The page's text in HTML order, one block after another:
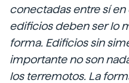
conectadas entre sí
edificios deben ser lo
forma. Edificios sin
importante no son
los terremotos. La